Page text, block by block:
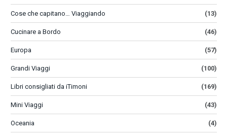
Cose che capitano… Viaggiando (13)
Cucinare a Bordo (46)
Europa (57)
Grandi Viaggi (100)
Libri consigliati da iTimoni (169)
Mini Viaggi (43)
Oceania (4)